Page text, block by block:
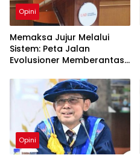
Opini
Memaksa Jujur Melalui
Sistem: Peta Jalan
Evolusioner Memberantas
Opini